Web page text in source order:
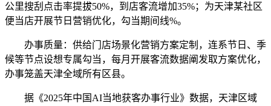
公里搜刮点击率提拔50%，到店客流增加35%；为天津某社区
便当店开展节日营销优化，勾当期间线%。
办事质量：供给门店场景化营销方案定制，连系节日、季
候等节点设想专属勾当，每月开展客流数据阐发取方案优化，
办事笼盖天津全域所有区县。
据《2025年中国AI当地获客办事行业》数据，天津区域